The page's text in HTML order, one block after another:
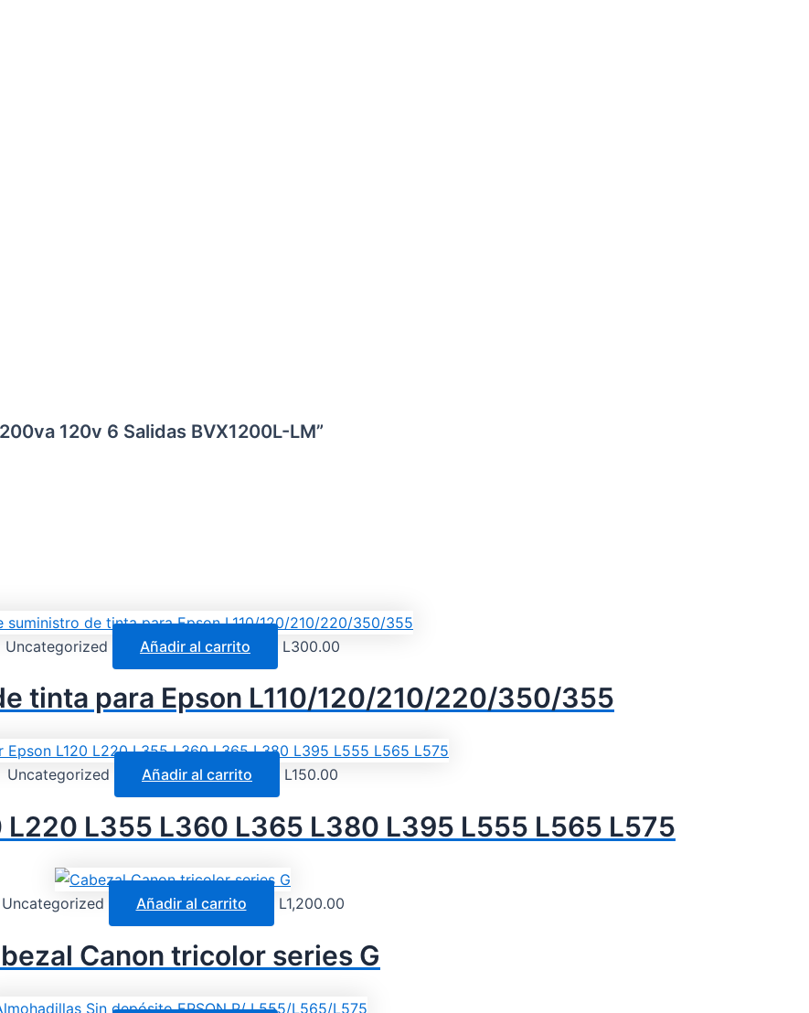
120v 6 Salidas BVX1200L-LM”
Uncategorized Añadir al carrito L300.00
tinta para Epson L110/120/210/220/350/355
Uncategorized Añadir al carrito L150.00
L220 L355 L360 L365 L380 L395 L555 L565 L575
Uncategorized Añadir al carrito L1,200.00
Canon tricolor series G